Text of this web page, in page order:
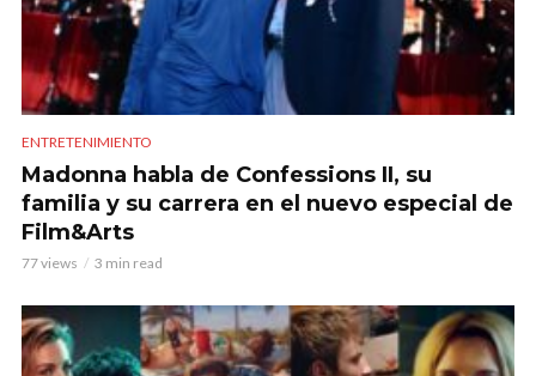
ENTRETENIMIENTO
Madonna habla de Confessions II, su
familia y su carrera en el nuevo especial de
Film&Arts
77 views 3 min read